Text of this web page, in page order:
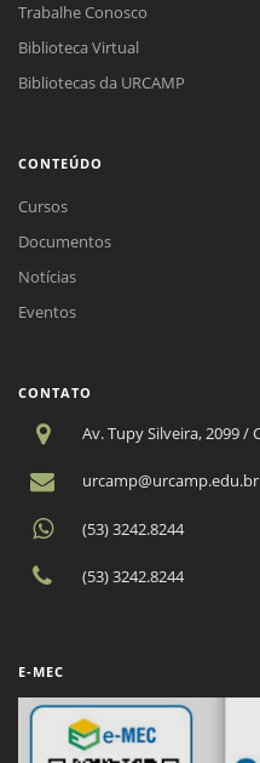
Trabalhe Conosco
Biblioteca Virtual
Bibliotecas da URCAMP
CONTEÚDO
Cursos
Documentos
Notícias
Eventos
CONTATO
Av. Tupy Silveira, 2099 /
urcamp@urcamp.edu.br
(53) 3242.8244
(53) 3242.8244
E-MEC